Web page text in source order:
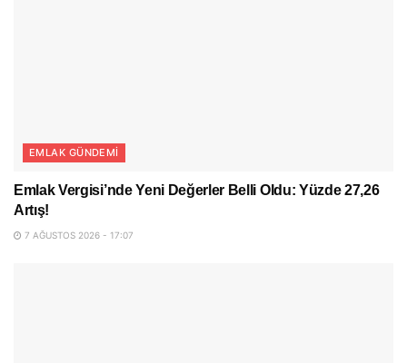
EMLAK GÜNDEMI
Emlak Vergisi’nde Yeni Değerler Belli Oldu: Yüzde 27,26
Artış!
7 AĞUSTOS 2026 - 17:07